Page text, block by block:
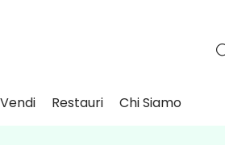
Vendi Restauri Chi Siamo